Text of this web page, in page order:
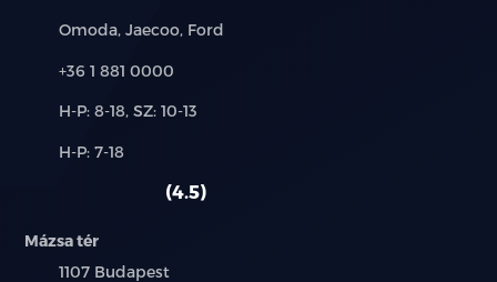
Fűthető hátsó ülések
Fűtött kormány
Deréktámasz a vezetőüléshez
Állítható magasságú vezetőülés
Márkák:
Omoda, Jaecoo, Ford
Telefon:
+36 1 881 0000
Új-
használt
H-P: 8-18, SZ: 10-13
Alkatrész,
H-P: 7-18
4.5
Mázsa tér
Település:
1107 Budapest